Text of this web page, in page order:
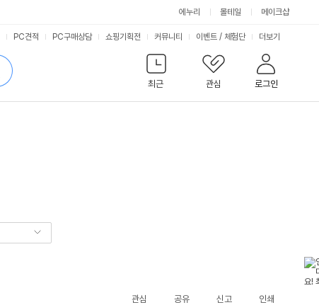
에누리 몰테일 메이크샵
최근
관심 로그인
PC견적 PC구매상담 쇼핑기획전 커뮤니티 이벤트 / 체험단 서
비
스
더보기
관심 공유 신고 인쇄